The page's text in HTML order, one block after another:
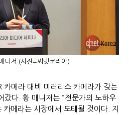
니저 (사진=씨넷코리아)
카메라 대비 미러리스 카메라가 갖는
갔다. 황 매니저는 “전문가의 노하우
메라는 시장에서 도태될 것이다. 지